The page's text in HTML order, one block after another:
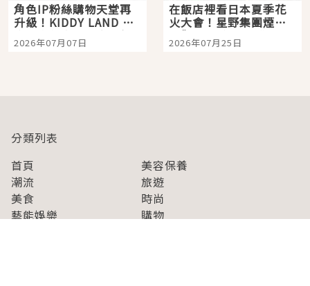
角色IP粉絲購物天堂再
升級！KIDDY LAND 原
宿店吉伊卡哇迎客，新
開幕 OMOKADO 店3分
2026年07月07日
在飯店裡看日本夏季花
火大會！星野集團煙火
景觀飯店6選，讓你不用
人擠人悠閒欣賞
2026年07月25日
分類列表
首頁
美容保養
潮流
旅遊
美食
時尚
藝能娛樂
購物